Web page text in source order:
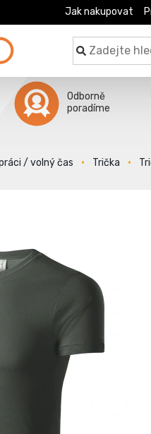
Jak nakupovat
Odborně
poradíme
/ volný čas Trička